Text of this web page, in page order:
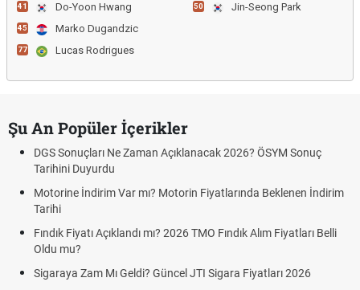
41 Do-Yoon Hwang
45 Marko Dugandzic
77 Lucas Rodrigues
50 Jin-Seong Park
Şu An Popüler İçerikler
DGS Sonuçları Ne Zaman Açıklanacak 2026? ÖSYM Sonuç
Tarihini Duyurdu
Motorine İndirim Var mı? Motorin Fiyatlarında Beklenen İndirim
Tarihi
Fındık Fiyatı Açıklandı mı? 2026 TMO Fındık Alım Fiyatları Belli
Oldu mu?
Sigaraya Zam Mı Geldi? Güncel JTI Sigara Fiyatları 2026